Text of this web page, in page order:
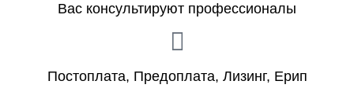
Вас консультируют профессионалы
Постоплата, Предоплата, Лизинг, Ерип